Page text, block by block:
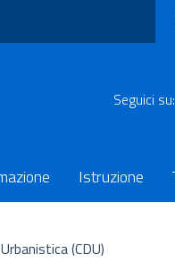
Seguici su:
Istruzione
(CDU)